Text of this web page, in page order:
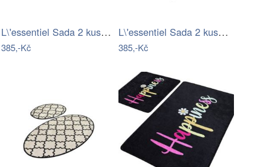
L\'essentiel Sada 2 kusů koupelnových…
385,-Kč
L\'essentiel Sada 2 kusů koupelnových…
385,-Kč